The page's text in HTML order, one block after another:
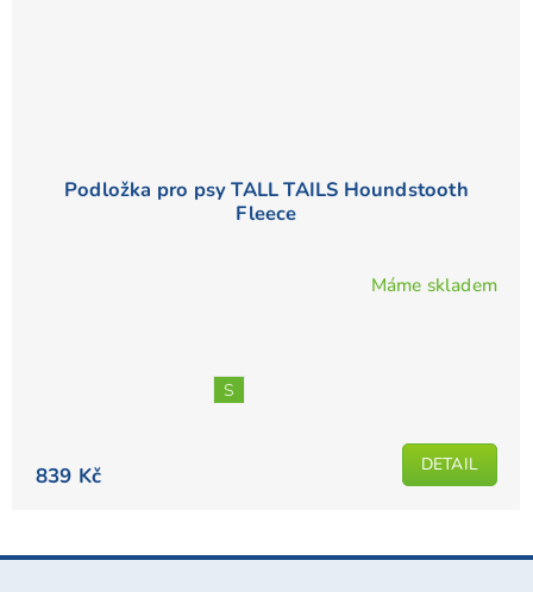
Podložka pro psy TALL TAILS Houndstooth
Fleece
Máme skladem
839 Kč DETAIL
S
Z